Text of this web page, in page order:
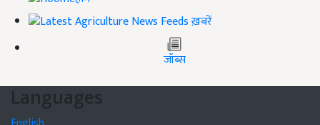
ख़बरें
जॉब्स
Languages